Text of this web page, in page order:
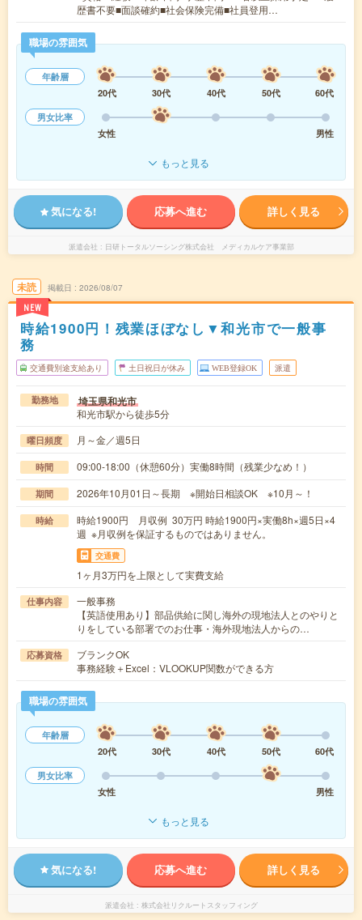
歴書不要■面談確約■社会保険完備■社員登用…
職場の雰囲気
年齢層
20代
30代 40代 50代
60代
男女比率
女性
男性
もっと見る
気になる! 応募へ進む 詳しく見る
派遣会社 日研トータルソーシング株式会社 メディカルケア事業部
未読
NEW
掲載日 2026/08/07
時給1900円！残業ほぼなし▼和光市で一般事
務
交通費別途支給あり 土日祝日が休み WEB登録OK 派遣
勤務地 埼玉県和光市
和光市駅から徒歩5分
曜日頻度 月～金／週5日
時間 09:00-18:00（休憩60分）実働8時間（残業少なめ！）
期間 2026年10月01日～長期 ※開始日相談OK ※10月～！
時給
時給1900円 月収例 30万円 時給1900円×実働8h×週5日×4
週 ※月収例を保証するものではありません。
交通費
1ヶ月3万円を上限として実費支給
仕事内容
一般事務
【英語使用あり】部品供給に関し海外の現地法人とのやりと
りをしている部署でのお仕事・海外現地法人からの…
応募資格
ブランクOK
事務経験＋Excel：VLOOKUP関数ができる方
職場の雰囲気
年齢層
20代
30代 40代 50代
60代
男女比率
女性
男性
もっと見る
気になる! 応募へ進む 詳しく見る
派遣会社 株式会社リクルートスタッフィング